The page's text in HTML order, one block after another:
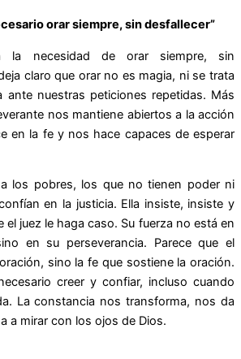
orar siempre, sin desfallecer”
la necesidad de orar siempre, sin
claro que orar no es magia, ni se trata
ante nuestras peticiones repetidas. Más
nos mantiene abiertos a la acción
en la fe y nos hace capaces de esperar
los pobres, los que no tienen poder ni
en la justicia. Ella insiste, insiste y
el juez le haga caso. Su fuerza no está en
en su perseverancia. Parece que el
sino la fe que sostiene la oración.
creer y confiar, incluso cuando
La constancia nos transforma, nos da
a mirar con los ojos de Dios.